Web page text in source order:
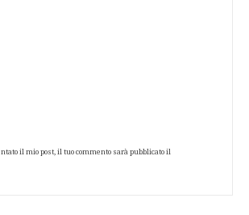
il mio post, il tuo commento sarà pubblicato il